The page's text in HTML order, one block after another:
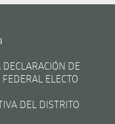
DE
ELECTO
DEL DISTRITO